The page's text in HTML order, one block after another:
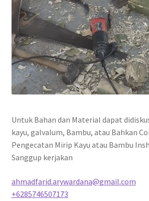
Untuk Bahan dan Material dapat
kayu, galvalum, Bambu, atau Bahkan
Pengecatan Mirip Kayu atau Bambu
Sanggup kerjakan
ahmadfarid.arywardana@gmail.com
+6285746507173